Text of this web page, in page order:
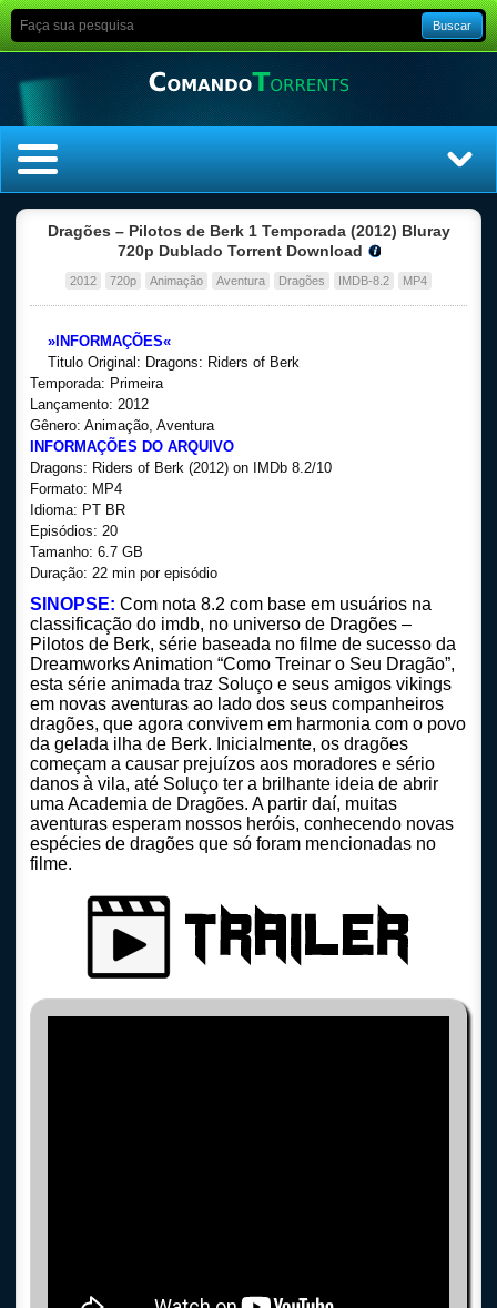
Buscar
Legendado
Dragões – Pilotos de Berk 1 Temporada (2012) Bluray
720p Dublado Torrent Download
2012 720p Animação Aventura Dragões IMDB-8.2 MP4
»INFORMAÇÕES«
Titulo Original: Dragons: Riders of Berk
Temporada: Primeira
Lançamento: 2012
Gênero: Animação, Aventura
INFORMAÇÕES DO ARQUIVO
Dragons: Riders of Berk (2012) on IMDb 8.2/10
Formato: MP4
Idioma: PT BR
Episódios: 20
Tamanho: 6.7 GB
Duração: 22 min por episódio
SINOPSE: Com nota 8.2 com base em usuários na
classificação do imdb, no universo de Dragões –
Pilotos de Berk, série baseada no filme de sucesso da
Dreamworks Animation “Como Treinar o Seu Dragão”,
esta série animada traz Soluço e seus amigos vikings
em novas aventuras ao lado dos seus companheiros
dragões, que agora convivem em harmonia com o povo
da gelada ilha de Berk. Inicialmente, os dragões
começam a causar prejuízos aos moradores e sério
danos à vila, até Soluço ter a brilhante ideia de abrir
uma Academia de Dragões. A partir daí, muitas
aventuras esperam nossos heróis, conhecendo novas
espécies de dragões que só foram mencionadas no
filme.